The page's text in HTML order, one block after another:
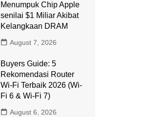
Menumpuk Chip Apple
senilai $1 Miliar Akibat
Kelangkaan DRAM
August 7, 2026
Buyers Guide: 5
Rekomendasi Router
Wi-Fi Terbaik 2026 (Wi-
Fi 6 & Wi-Fi 7)
August 6, 2026